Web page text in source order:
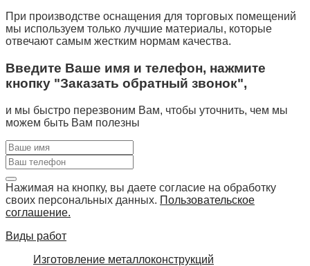
При производстве оснащения для торговых помещений
мы используем только лучшие материалы, которые
отвечают самым жестким нормам качества.
Введите Ваше имя и телефон, нажмите
кнопку "Заказать обратный звонок",
и мы быстро перезвоним Вам, чтобы уточнить, чем мы
можем быть Вам полезны
Нажимая на кнопку, вы даете согласие на обработку
своих персональных данных. Пользовательское
соглашение.
Виды работ
Изготовление металлоконструкций